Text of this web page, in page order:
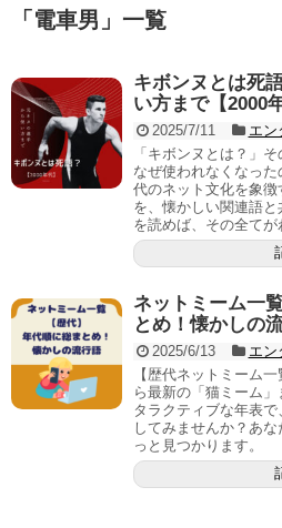
「 電車男 」 一覧
キボンヌとは死
い方まで【2000
2025/7/11
エン
「キボンヌとは？」
なぜ使われなくなっ
代のネット文化を象
を、懐かしい関連語
を読めば、その全てが
ネットミーム一
とめ！懐かしの
2025/6/13
エン
【歴代ネットミーム
ら最新の「猫ミーム
タラクティブな年表
してみませんか？あ
っと見つかります。